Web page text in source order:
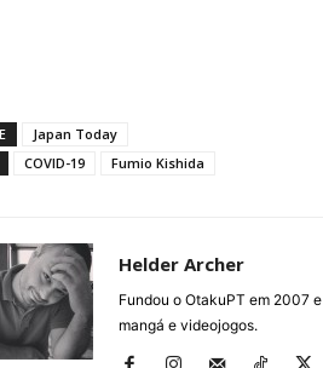
Japan Today
COVID-19 Fumio Kishida
Helder Archer
Fundou o OtakuPT em 2007
mangá e videojogos.